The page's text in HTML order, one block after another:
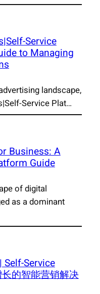
Service
to Managing
landscape,
Service Plat…
Business: A
Guide
of digital
as a dominant
Service
的智能营销解决